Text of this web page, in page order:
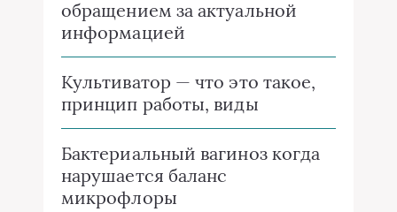
обращением за актуальной
информацией
Культиватор — что это такое,
принцип работы, виды
Бактериальный вагиноз когда
нарушается баланс
микрофлоры